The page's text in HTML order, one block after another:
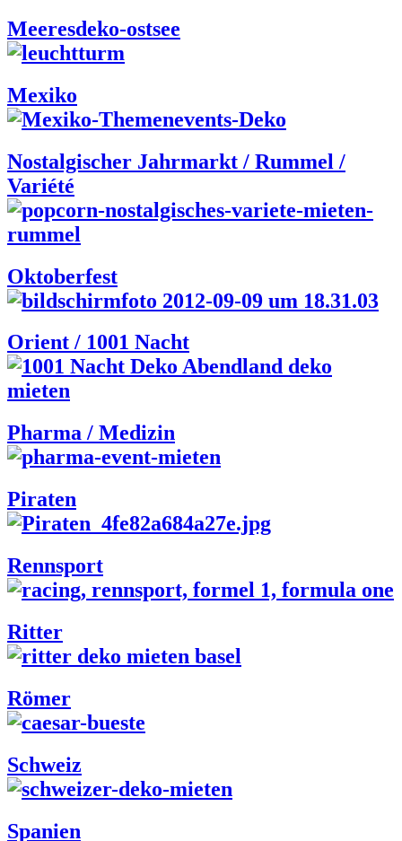
Meeresdeko-ostsee
Mexiko
Nostalgischer Jahrmarkt / Rummel /
Variété
Oktoberfest
Orient / 1001 Nacht
Pharma / Medizin
Piraten
Rennsport
Ritter
Römer
Schweiz
Spanien